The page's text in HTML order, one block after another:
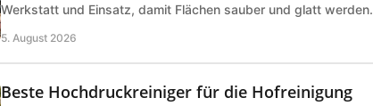
Werkstatt und Einsatz, damit Flächen sauber und glatt werden.
5. August 2026
Beste Hochdruckreiniger für die Hofreinigung